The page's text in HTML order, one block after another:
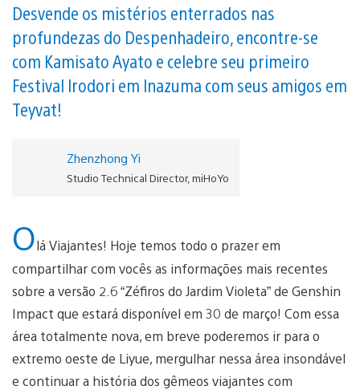
Desvende os mistérios enterrados nas
profundezas do Despenhadeiro, encontre-se
com Kamisato Ayato e celebre seu primeiro
Festival Irodori em Inazuma com seus amigos em
Teyvat!
Zhenzhong Yi
Studio Technical Director, miHoYo
Olá Viajantes! Hoje temos todo o prazer em
compartilhar com vocês as informações mais recentes
sobre a versão 2.6 “Zéfiros do Jardim Violeta” de Genshin
Impact que estará disponível em 30 de março! Com essa
área totalmente nova, em breve poderemos ir para o
extremo oeste de Liyue, mergulhar nessa área insondável
e continuar a história dos gêmeos viajantes com